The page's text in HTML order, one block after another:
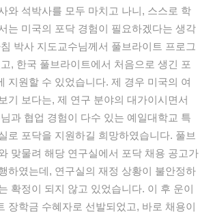
와 석박사를 모두 마치고 나니, 스스로 학
는 미국의 포닥 경험이 필요하겠다는 생각
박사 지도교수님께서 풀브라이트 프로그
, 한국 풀브라이트에서 처음으로 생긴 포
지원할 수 있었습니다. 제 경우 미국의 여
기 보다는, 제 연구 분야의 대가이시면서
과 협업 경험이 다수 있는 예일대학교 특
로 포닥을 지원하길 희망하였습니다. 풀브
맞물려 해당 연구실에서 포닥 채용 공고가
하였는데, 연구실의 재정 상황이 불안정하
확정이 되지 않고 있었습니다. 이 후 운이
장학금 수혜자로 선발되었고, 바로 채용이